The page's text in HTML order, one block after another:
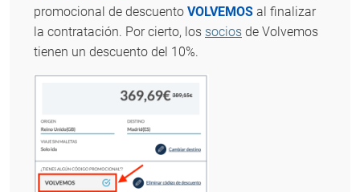
promocional de descuento VOLVEMOS al finalizar
la contratación. Por cierto, los socios de Volvemos
tienen un descuento del 10%.